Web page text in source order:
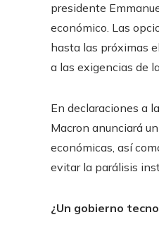
presidente
económico. Las
hasta las próximas
a las exigencias de
En declaraciones a
Macron anunciará
económicas, así
evitar la parálisis
¿Un gobierno